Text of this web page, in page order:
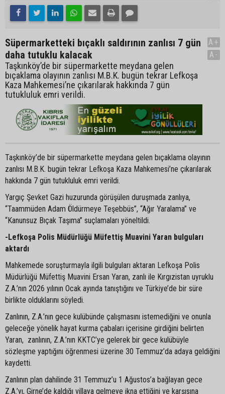
Süpermarketteki bıçaklı saldırının zanlısı 7 gün
daha tutuklu kalacak
Taşkınköy’de bir süpermarkette meydana gelen
bıçaklama olayının zanlısı M.B.K. bugün tekrar Lefkoşa
Kaza Mahkemesi’ne çıkarılarak hakkında 7 gün
tutukluluk emri verildi.
A+
A-
Taşkınköy’de bir süpermarkette meydana gelen bıçaklama olayının
zanlısı M.B.K. bugün tekrar Lefkoşa Kaza Mahkemesi’ne çıkarılarak
hakkında 7 gün tutukluluk emri verildi.
Yargıç Şevket Gazi huzurunda görüşülen duruşmada zanlıya,
“Taammüden Adam Öldürmeye Teşebbüs”, “Ağır Yaralama” ve
“Kanunsuz Bıçak Taşıma” suçlamaları yöneltildi.
-Lefkoşa Polis Müdürlüğü Müfettiş Muavini Yaran bulguları
aktardı
Mahkemede soruşturmayla ilgili bulguları aktaran Lefkoşa Polis
Müdürlüğü Müfettiş Muavini Ersan Yaran, zanlı ile Kırgızistan uyruklu
Z.A.’nın 2026 yılının Ocak ayında tanıştığını ve Türkiye’de bir süre
birlikte olduklarını söyledi.
Zanlının, Z.A.’nın gece kulübünde çalışmasını istemediğini ve onunla
geleceğe yönelik hayat kurma çabaları içerisine girdiğini belirten
Yaran, zanlının, Z.A.’nın KKTC’ye gelerek bir gece kulübüyle
sözleşme yaptığını öğrenmesi üzerine 30 Temmuz’da adaya geldiğini
kaydetti.
Zanlının plan dahilinde 31 Temmuz’u 1 Ağustos’a bağlayan gece
Z.A.’yı, Girne’de kaldığı villaya gelmeye ikna ettiğini ve karşısına